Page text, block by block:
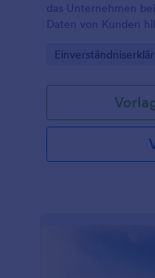
das Unternehmen
Daten von Kunden
Go to Category: